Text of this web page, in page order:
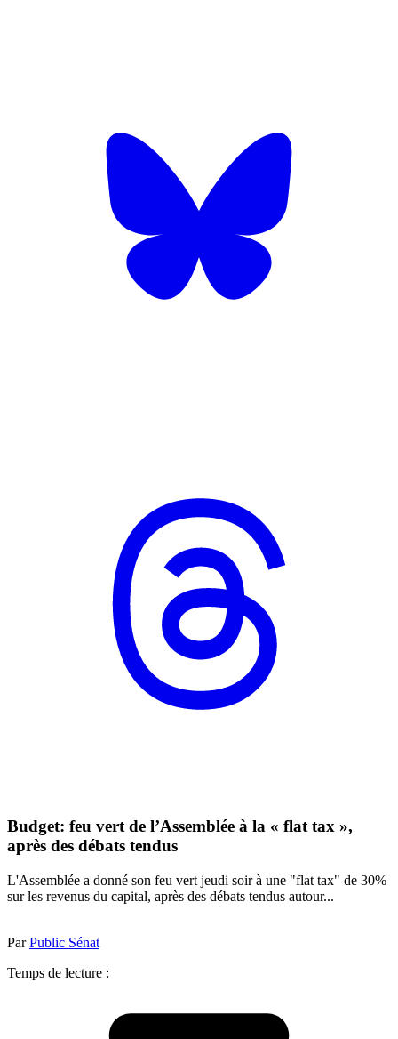
Budget: feu vert de l’Assemblée à la « flat tax »,
après des débats tendus
L'Assemblée a donné son feu vert jeudi soir à une "flat tax" de 30%
sur les revenus du capital, après des débats tendus autour...
ParPublic Sénat
Temps de lecture :